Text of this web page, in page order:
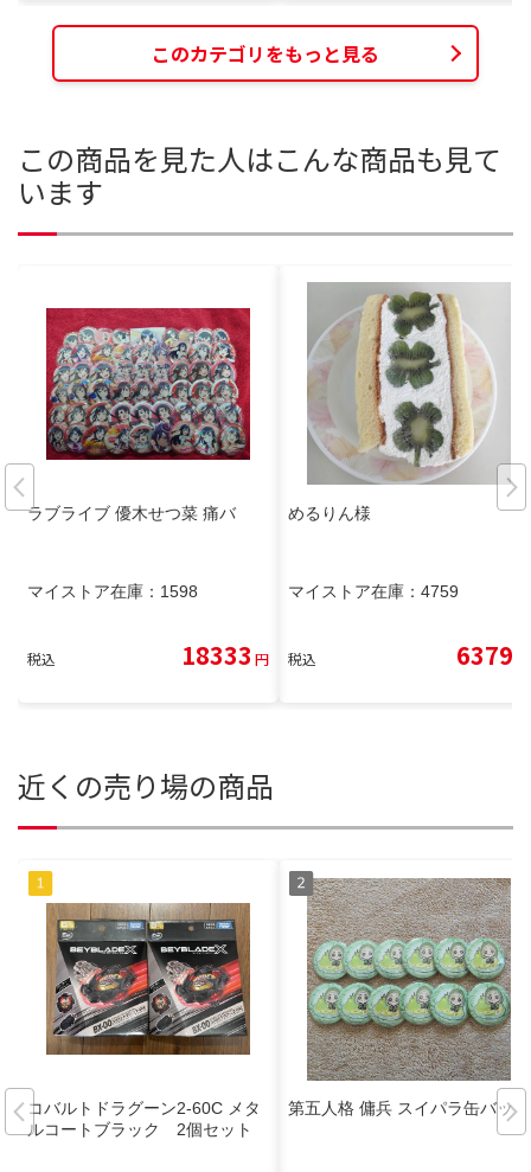
このカテゴリをもっと見る
この商品を見た人はこんな商品も見て
います
ラブライブ 優木せつ菜 痛バ
マイストア在庫： 1598
税込 18333 円
めるりん様
マイストア在庫： 4759
税込 6379
近くの売り場の商品
コバルトドラグーン2-60C メタ
ルコートブラック 2個セット
第五人格 傭兵 スイパラ缶バッジ